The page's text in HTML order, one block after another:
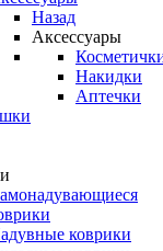
Назад
Аксессуары
Накидки
Аптечки
коврики